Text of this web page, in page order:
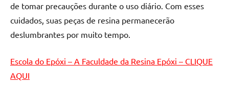
de tomar precauções durante o uso diário. Com esses
cuidados, suas peças de resina permanecerão
deslumbrantes por muito tempo.
Escola do Epóxi – A Faculdade da Resina Epóxi – CLIQUE
AQUI